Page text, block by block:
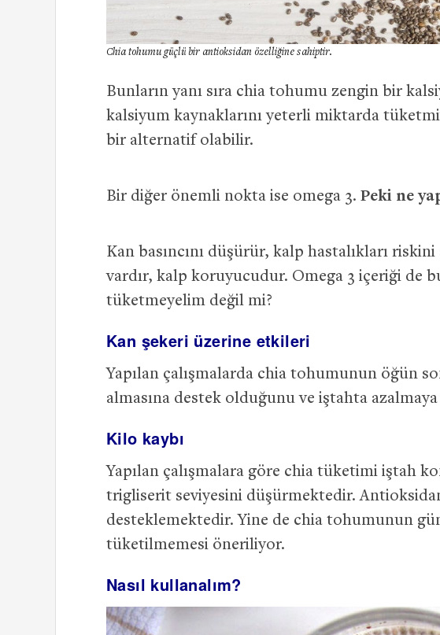
Chia tohumu güçlü bir antioksidan özelliğine sahiptir.
Bunların yanı sıra chia tohumu zengin bir
kalsiyum kaynaklarını yeterli miktarda
bir alternatif olabilir.
Bir diğer önemli nokta ise omega 3. Peki ne
Kan basıncını düşürür, kalp hastalıkları
vardır, kalp koruyucudur. Omega 3 içeriği de
tüketmeyelim değil mi?
Kan şekeri üzerine etkileri
Yapılan çalışmalarda chia tohumunun öğün
almasına destek olduğunu ve iştahta
Kilo kaybı
Yapılan çalışmalara göre chia tüketimi iştah
trigliserit seviyesini düşürmektedir.
desteklemektedir. Yine de chia tohumunun
tüketilmemesi öneriliyor.
Nasıl kullanalım?